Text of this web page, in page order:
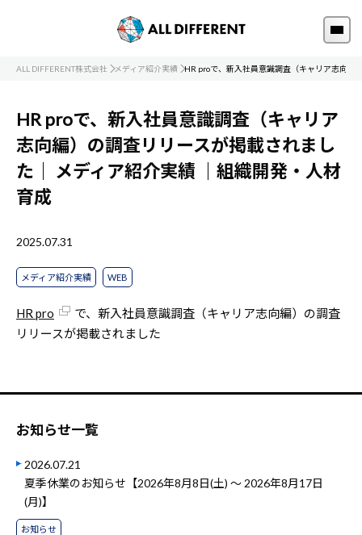
ALL DIFFERENT株式会社 メディア紹介実績 HR proで、新入社員意識調査（キャリア志向編
HR proで、新入社員意識調査（キャリア
志向編）の調査リリースが掲載されまし
た｜ メディア紹介実績
｜組織開発・人材
育成
2025.07.31
メディア紹介実績 WEB
HR pro
で、新入社員意識調査（キャリア志向編）の調査
リリースが掲載されました
お知らせ一覧
2026.07.21
夏季休業のお知らせ【2026年8月8日(土) ～ 2026年8月17日
(月)】
お知らせ